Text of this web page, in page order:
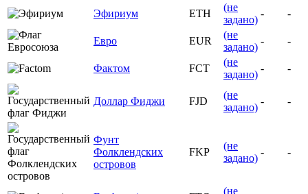
Эфириум ETH
(не
задано)
- -
Евро EUR
(не
задано)
- -
Фактом FCT
(не
задано)
- -
Доллар Фиджи FJD
(не
задано)
- -
Фунт
Фолклендских
островов
FKP
(не
задано)
- -
(не